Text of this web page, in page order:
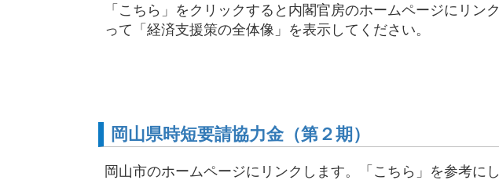
「こちら」をクリックすると内閣官房のホームページにリン
って「経済支援策の全体像」を表示してください。
岡山県時短要請協力金（第２期）
岡山市のホームページにリンクします。「こちら」を参考に